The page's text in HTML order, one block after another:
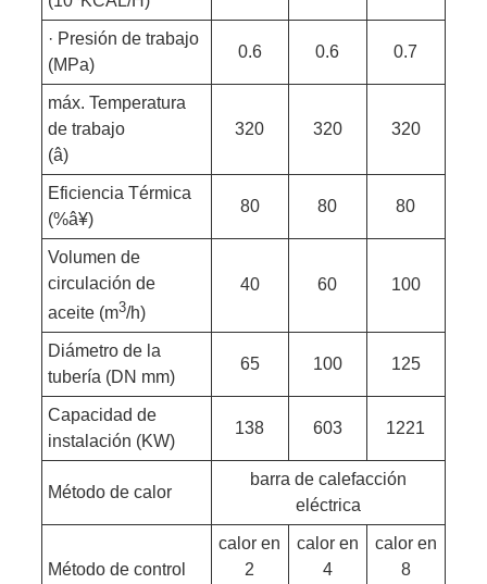
· Presión de trabajo
(MPa)
0.6 0.6 0.7
máx. Temperatura
de trabajo
(â)
320 320 320
Eficiencia Térmica
(%â¥)
80 80 80
Volumen de
circulación de
aceite (m3/h)
40 60 100
Diámetro de la
tubería (DN mm)
65 100 125
Capacidad de
instalación (KW)
138 603 1221
Método de calor
barra de calefacción
eléctrica
Método de control
calor en
2
calor en
4
calor en
8